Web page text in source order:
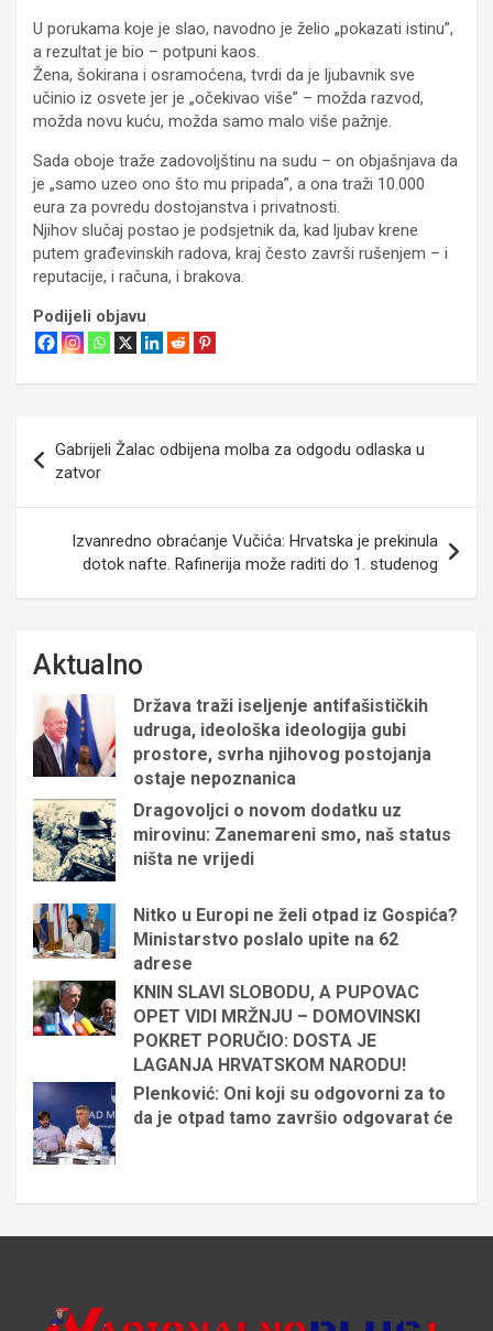
U porukama koje je slao, navodno je želio „pokazati istinu”,
a rezultat je bio – potpuni kaos.
Žena, šokirana i osramoćena, tvrdi da je ljubavnik sve
učinio iz osvete jer je „očekivao više” – možda razvod,
možda novu kuću, možda samo malo više pažnje.
Sada oboje traže zadovoljštinu na sudu – on objašnjava da
je „samo uzeo ono što mu pripada”, a ona traži 10.000
eura za povredu dostojanstva i privatnosti.
Njihov slučaj postao je podsjetnik da, kad ljubav krene
putem građevinskih radova, kraj često završi rušenjem – i
reputacije, i računa, i brakova.
Podijeli objavu
Navigacija
objava
Gabrijeli Žalac odbijena molba za odgodu odlaska u
zatvor
Izvanredno obraćanje Vučića: Hrvatska je prekinula
dotok nafte. Rafinerija može raditi do 1. studenog
Aktualno
Država traži iseljenje antifašističkih
udruga, ideološka ideologija gubi
prostore, svrha njihovog postojanja
ostaje nepoznanica
Dragovoljci o novom dodatku uz
mirovinu: Zanemareni smo, naš status
ništa ne vrijedi
Nitko u Europi ne želi otpad iz Gospića?
Ministarstvo poslalo upite na 62
adrese
KNIN SLAVI SLOBODU, A PUPOVAC
OPET VIDI MRŽNJU – DOMOVINSKI
POKRET PORUČIO: DOSTA JE
LAGANJA HRVATSKOM NARODU!
Plenković: Oni koji su odgovorni za to
da je otpad tamo završio odgovarat će